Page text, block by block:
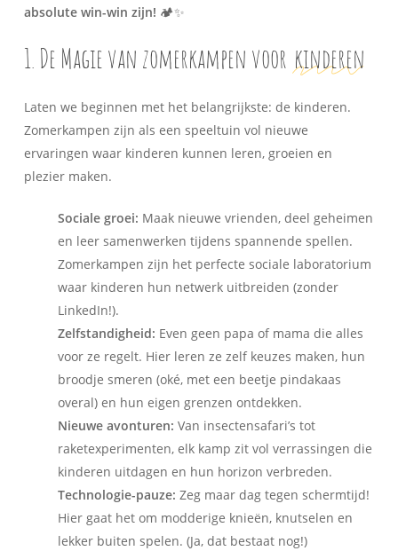
absolute win-win zijn! 🏕️✨
1. De Magie van zomerkampen voor kinderen
Laten we beginnen met het belangrijkste: de kinderen.
Zomerkampen zijn als een speeltuin vol nieuwe
ervaringen waar kinderen kunnen leren, groeien en
plezier maken.
Sociale groei: Maak nieuwe vrienden, deel geheimen
en leer samenwerken tijdens spannende spellen.
Zomerkampen zijn het perfecte sociale laboratorium
waar kinderen hun netwerk uitbreiden (zonder
LinkedIn!).
Zelfstandigheid: Even geen papa of mama die alles
voor ze regelt. Hier leren ze zelf keuzes maken, hun
broodje smeren (oké, met een beetje pindakaas
overal) en hun eigen grenzen ontdekken.
Nieuwe avonturen: Van insectensafari’s tot
raketexperimenten, elk kamp zit vol verrassingen die
kinderen uitdagen en hun horizon verbreden.
Technologie-pauze: Zeg maar dag tegen schermtijd!
Hier gaat het om modderige knieën, knutselen en
lekker buiten spelen. (Ja, dat bestaat nog!)